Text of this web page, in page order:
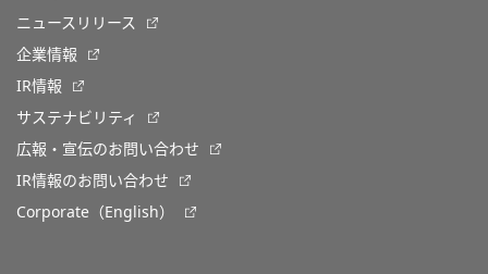
ニュースリリース
企業情報
IR情報
サステナビリティ
広報・宣伝のお問い合わせ
IR情報のお問い合わせ
Corporate（English）